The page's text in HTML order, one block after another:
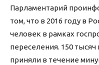
Парламентарий
том, что в 2016 году в
человек в рамках
переселения. 150
приняли в течение